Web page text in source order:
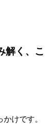
解く、こ
けです。